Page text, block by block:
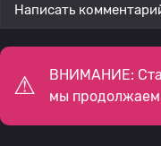
Написать
ВНИМАНИЕ:
мы продолжаем